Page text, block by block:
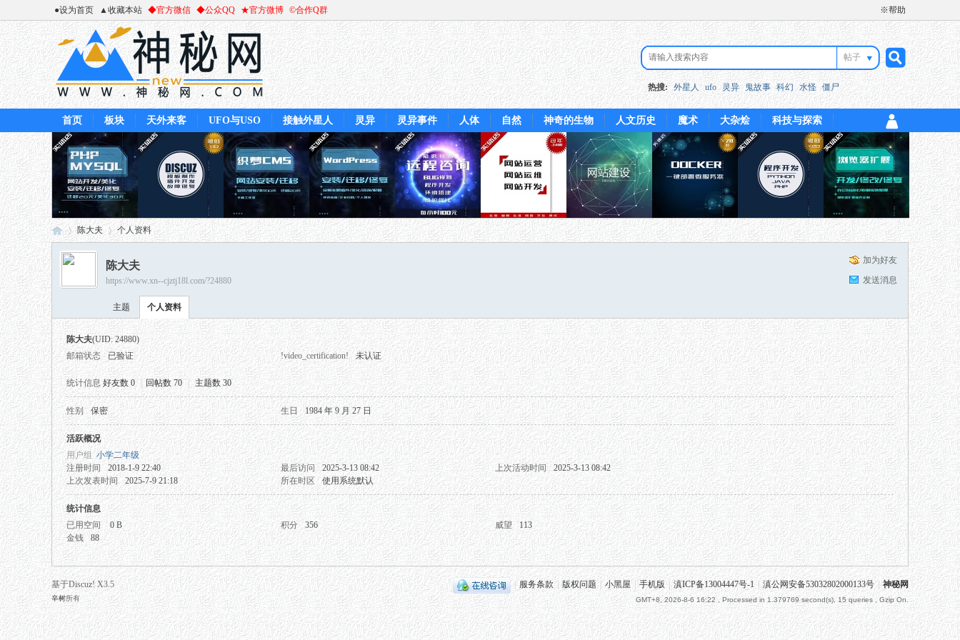
●设为首页 ▲收藏本站 ◆官方微信 ◆公众QQ ★官方微博 ©合作Q群 ※帮助
帖子
搜
索
热搜: 外星人 ufo 灵异 鬼故事 科幻 水怪 僵尸
首页 板块 天外来客 UFO与USO 接触外星人 灵异 灵异事件 人体 自然 神奇的生物 人文历史 魔术 大杂烩 科技与探索
秘
网
›
陈大夫 个人资料
加为好友
发送消息
陈大夫
https://www.xn--cjztj18l.com/?24880
主题 个人资料
陈大夫(UID: 24880)
邮箱状态
已验证 !video_certification! 未认证
统计信息 好友数 0 回帖数 70 主题数 30
性别 保密 生日 1984 年 9 月 27 日
活跃概况
用户组 小学二年级
注册时间
2018-1-9 22:40 最后访问 2025-3-13 08:42 上次活动时间
2025-3-13 08:42
上次发表时间
2025-7-9 21:18 所在时区 使用系统默认
统计信息
已用空间
0 B 积分 356 威望
113
金钱
88
服务条款 版权问题 | 小黑屋 手机版 滇ICP备13004447号-1 | 滇公网安备53032802000133号 神秘网
GMT+8, 2026-8-6 16:22 , Processed in 1.379769 second(s), 15 queries , Gzip On.
基于Discuz! X3.5
辛树所有